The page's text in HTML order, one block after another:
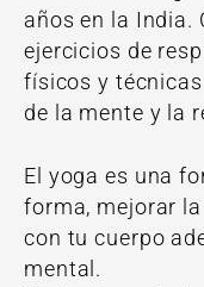
años en la India.
ejercicios de
físicos y
de la mente y la
El yoga es una
forma, mejorar
con tu cuerpo
mental.